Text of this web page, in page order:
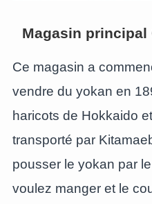
Magasin principal
Ce magasin a
vendre du yokan en
haricots de Hokkaido
transporté par
pousser le yokan par
voulez manger et le